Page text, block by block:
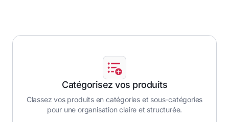
Catégorisez vos produits
Classez vos produits en catégories et sous-catégories
pour une organisation claire et structurée.